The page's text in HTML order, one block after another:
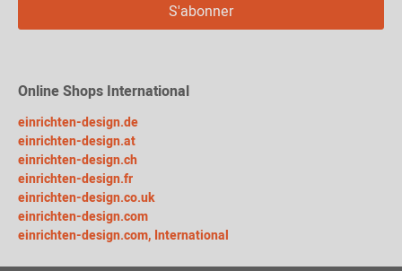
S'abonner
Online Shops International
einrichten-design.de
einrichten-design.at
einrichten-design.ch
einrichten-design.fr
einrichten-design.co.uk
einrichten-design.com
einrichten-design.com, International